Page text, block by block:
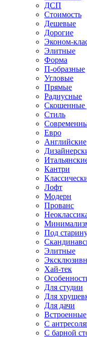
ДСП
Стоимость
Дешевые
Дорогие
Эконом-
Элитные
Форма
П-образные
Угловые
Прямые
Радиусные
Скошенные
Стиль
Евро
Английские
Кантри
Лофт
Модерн
Прованс
Под
Элитные
Хай-тек
Для студии
Для
Для дачи
Встроенные
С
С барной